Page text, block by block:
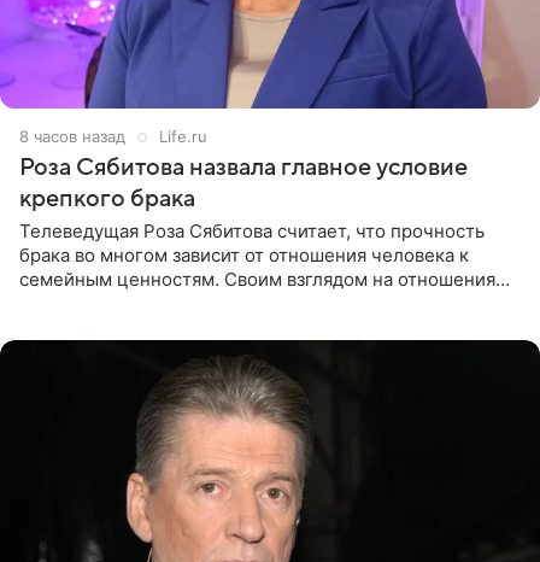
8 часов назад Life.ru
Роза Сябитова назвала главное условие
крепкого брака
Телеведущая Роза Сябитова считает, что прочность
брака во многом зависит от отношения человека к
семейным ценностям. Своим взглядом на отношения